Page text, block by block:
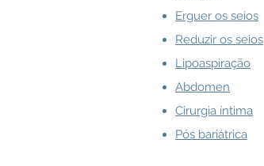
Erguer os seios
Reduzir os seios
Lipoaspiração
Abdomen
Cirurgia íntima
Pós bariátrica